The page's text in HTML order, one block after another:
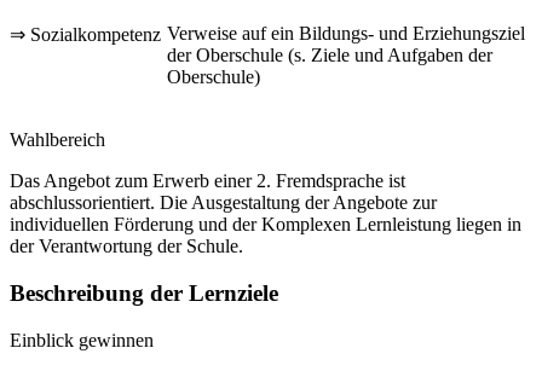
⇒ Sozialkompetenz Verweise auf ein Bildungs- und Erziehungsziel
der Oberschule (s. Ziele und Aufgaben der
Oberschule)
Wahlbereich
Das Angebot zum Erwerb einer 2. Fremdsprache ist
abschlussorientiert. Die Ausgestaltung der Angebote zur
individuellen Förderung und der Komplexen Lernleistung liegen in
der Verantwortung der Schule.
Beschreibung der Lernziele
Einblick gewinnen